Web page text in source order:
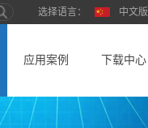
中文版
应用案例 下载中心